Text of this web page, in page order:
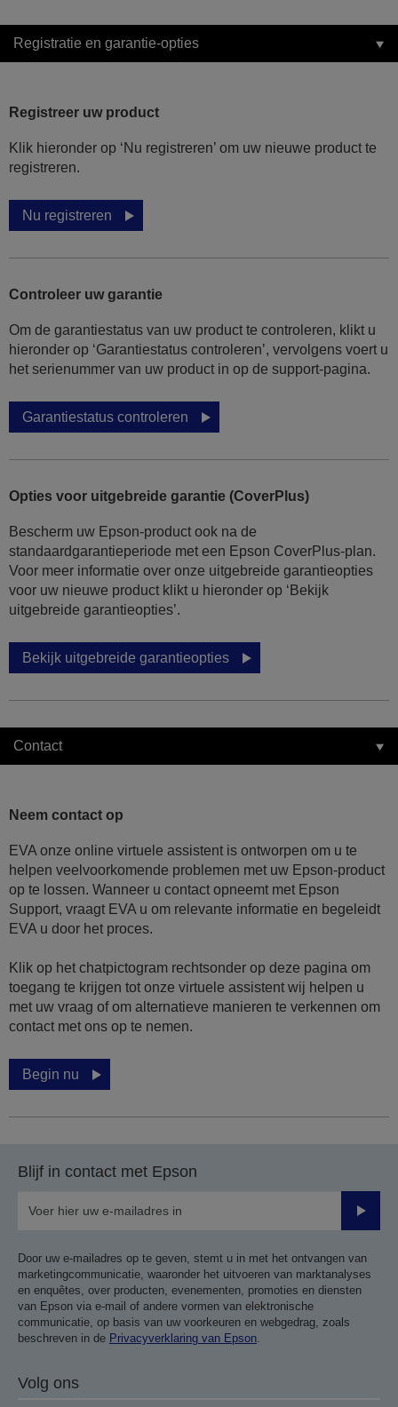
Registratie en garantie-opties
Registreer uw product
Klik hieronder op ‘Nu registreren’ om uw nieuwe product te
registreren.
Nu registreren
Controleer uw garantie
Om de garantiestatus van uw product te controleren, klikt u
hieronder op ‘Garantiestatus controleren’, vervolgens voert u
het serienummer van uw product in op de support-pagina.
Garantiestatus controleren
Opties voor uitgebreide garantie (CoverPlus)
Bescherm uw Epson-product ook na de
standaardgarantieperiode met een Epson CoverPlus-plan.
Voor meer informatie over onze uitgebreide garantieopties
voor uw nieuwe product klikt u hieronder op ‘Bekijk
uitgebreide garantieopties’.
Bekijk uitgebreide garantieopties
Contact
Neem contact op
EVA onze online virtuele assistent is ontworpen om u te
helpen veelvoorkomende problemen met uw Epson-product
op te lossen. Wanneer u contact opneemt met Epson
Support, vraagt EVA u om relevante informatie en begeleidt
EVA u door het proces.
Klik op het chatpictogram rechtsonder op deze pagina om
toegang te krijgen tot onze virtuele assistent wij helpen u
met uw vraag of om alternatieve manieren te verkennen om
contact met ons op te nemen.
Begin nu
Blijf in contact met Epson
Door uw e-mailadres op te geven, stemt u in met het ontvangen van
marketingcommunicatie, waaronder het uitvoeren van marktanalyses
en enquêtes, over producten, evenementen, promoties en diensten
van Epson via e-mail of andere vormen van elektronische
communicatie, op basis van uw voorkeuren en webgedrag, zoals
beschreven in de Privacyverklaring van Epson.
Volg ons